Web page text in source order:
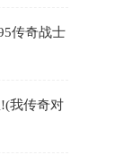
传奇战士
我传奇对